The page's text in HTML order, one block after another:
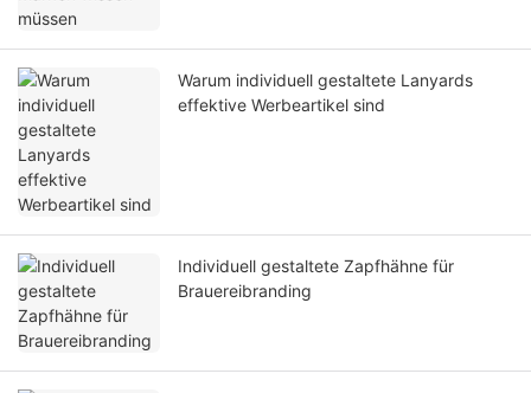
Warum individuell gestaltete Lanyards
effektive Werbeartikel sind
Individuell gestaltete Zapfhähne für
Brauereibranding